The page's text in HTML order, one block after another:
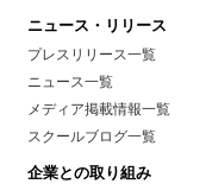
ニュース・リリース
プレスリリース一覧
ニュース一覧
メディア掲載情報一覧
スクールブログ一覧
企業との取り組み